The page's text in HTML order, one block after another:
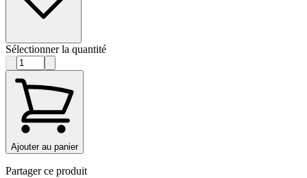
Sélectionner la quantité
Ajouter au panier
Partager ce produit